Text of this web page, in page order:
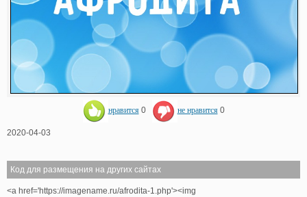
нравится 0 не нравится 0
2020-04-03
Код для размещения на других сайтах
<a href='https://imagename.ru/afrodita-1.php'><img